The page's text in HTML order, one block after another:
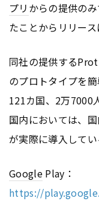
プリ からの提供のみ
たことからリリース
同社の提供する
のプロトタイプを
121カ国、2万7000
国内においては、
が実際に導入してい
GooglePlay：
https://